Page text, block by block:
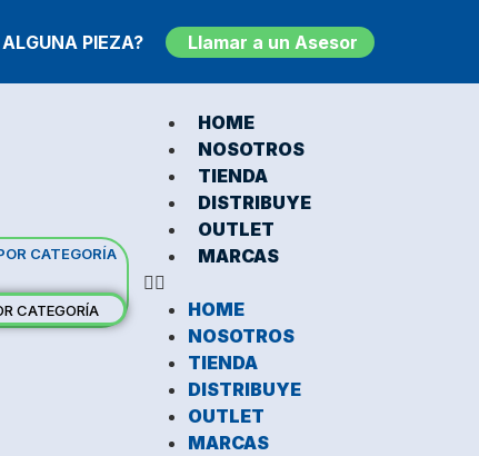
PIEZA? Llamar a un Asesor
CATEGORÍA
CATEGORÍA
HOME
NOSOTROS
TIENDA
DISTRIBUYE
OUTLET
MARCAS
HOME
NOSOTROS
TIENDA
DISTRIBUYE
OUTLET
MARCAS